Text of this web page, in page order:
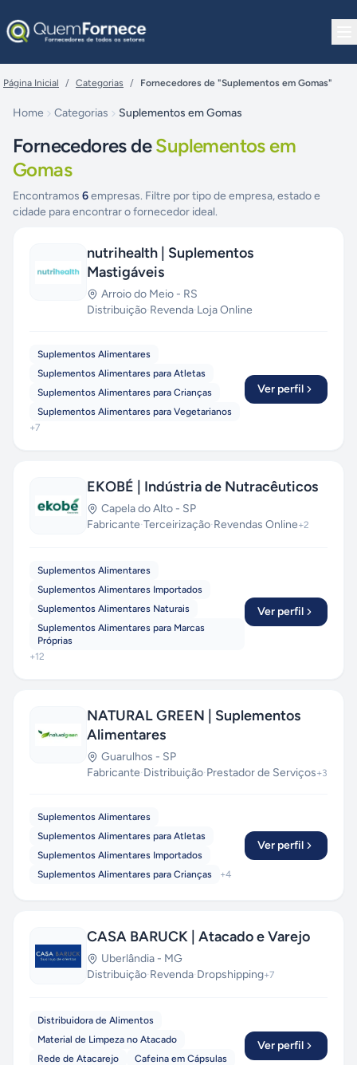
Página Inicial / Categorias / Fornecedores de "Suplementos em Gomas"
Home Categorias Suplementos em Gomas
Fornecedores deSuplementos em
Gomas
Encontramos 6empresas. Filtre por tipo de empresa, estado e
cidade para encontrar o fornecedor ideal.
nutrihealth | Suplementos
Mastigáveis
Arroio do Meio - RS
Distribuição·Revenda·Loja Online
Suplementos Alimentares
Suplementos Alimentares para Atletas
Suplementos Alimentares para Crianças
Suplementos Alimentares para Vegetarianos
+7
Ver perfil
EKOBÉ | Indústria de Nutracêuticos
Capela do Alto - SP
Fabricante·Terceirização·Revendas Online+2
Suplementos Alimentares
Suplementos Alimentares Importados
Suplementos Alimentares Naturais
Suplementos Alimentares para Marcas
Próprias
+12
Ver perfil
NATURAL GREEN | Suplementos
Alimentares
Guarulhos - SP
Fabricante·Distribuição·Prestador de Serviços+3
Suplementos Alimentares
Suplementos Alimentares para Atletas
Suplementos Alimentares Importados
Suplementos Alimentares para Crianças
+4
Ver perfil
CASA BARUCK | Atacado e Varejo
Uberlândia - MG
Distribuição·Revenda·Dropshipping+7
Distribuidora de Alimentos
Material de Limpeza no Atacado
Rede de Atacarejo
Cafeina em Cápsulas
Ver perfil